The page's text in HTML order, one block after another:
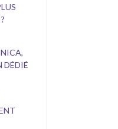
DÉDIÉ